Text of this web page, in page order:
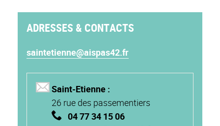
ADRESSES & CONTACTS
saintetienne@aispas42.fr
Saint-Etienne :
26 rue des passementiers
0477 34 15 06